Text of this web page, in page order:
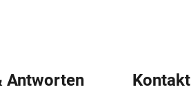
Antworten Kontakt